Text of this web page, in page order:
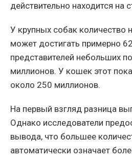
действительно находится на
У крупных собак количество
может достигать примерно
представителей небольших
миллионов. У кошек этот
около 250 миллионов.
На первый взгляд разница
Однако исследователи
вывода, что большее
автоматически означает